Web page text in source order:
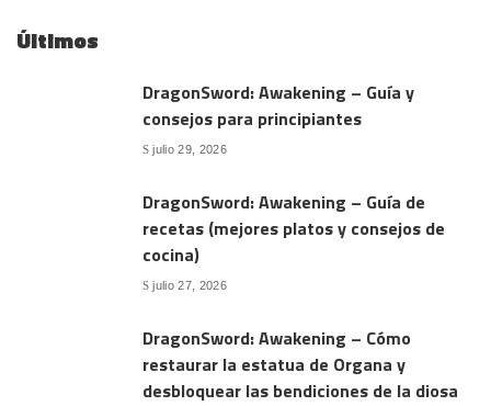
Últimos
DragonSword: Awakening – Guía y
consejos para principiantes
julio 29, 2026
DragonSword: Awakening – Guía de
recetas (mejores platos y consejos de
cocina)
julio 27, 2026
DragonSword: Awakening – Cómo
restaurar la estatua de Organa y
desbloquear las bendiciones de la diosa